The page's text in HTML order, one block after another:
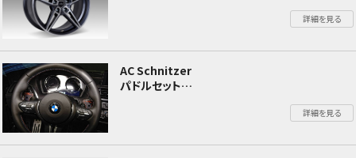
詳細を見る
AC Schnitzer
パドルセット
詳細を見る